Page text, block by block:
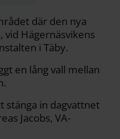
där den nya
Hägernäsvikens
i Täby.
en lång vall mellan
stänga in dagvattnet
Jacobs, VA-